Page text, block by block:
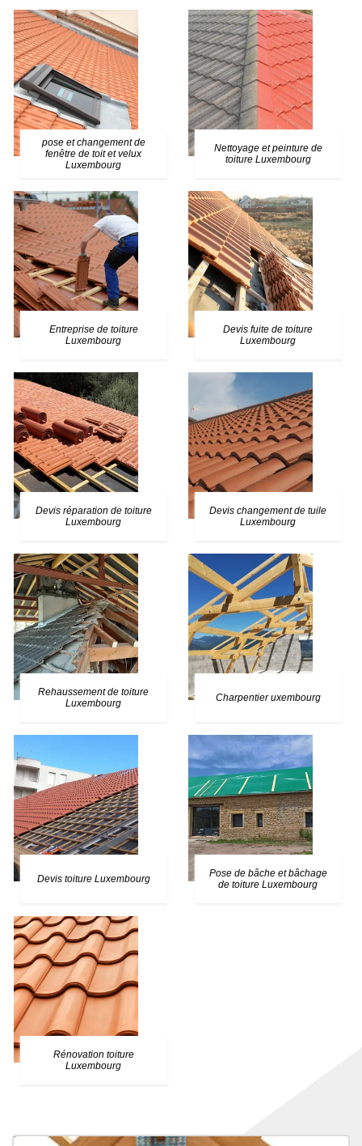
pose et changement de
fenêtre de toit et velux
Luxembourg
Nettoyage et peinture de
toiture Luxembourg
Entreprise de toiture
Luxembourg
Devis fuite de toiture
Luxembourg
Devis réparation de toiture
Luxembourg
Devis changement de tuile
Luxembourg
Rehaussement de toiture
Luxembourg
Charpentier uxembourg
Devis toiture Luxembourg
Pose de bâche et bâchage
de toiture Luxembourg
Rénovation toiture
Luxembourg